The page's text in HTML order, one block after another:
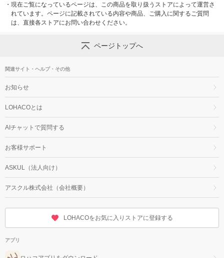
・ 現在ご覧になっているページは、この商品を取り扱うストアによって運営さ
れています。ページに記載されている内容や商品、ご購入に関するご質問
は、直接各ストアにお問い合わせください。
ページトップへ
関連サイト・ヘルプ・その他
お知らせ
LOHACOとは
AIチャットで質問する
お客様サポート
ASKUL（法人向け）
アスクル株式会社（会社概要）
LOHACOをお気に入りストアに登録する
アプリ